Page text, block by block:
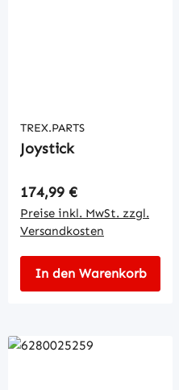
TREX.PARTS
Joystick
Regulärer Preis:
174,99 €
Preise inkl. MwSt. zzgl.
Versandkosten
In den Warenkorb